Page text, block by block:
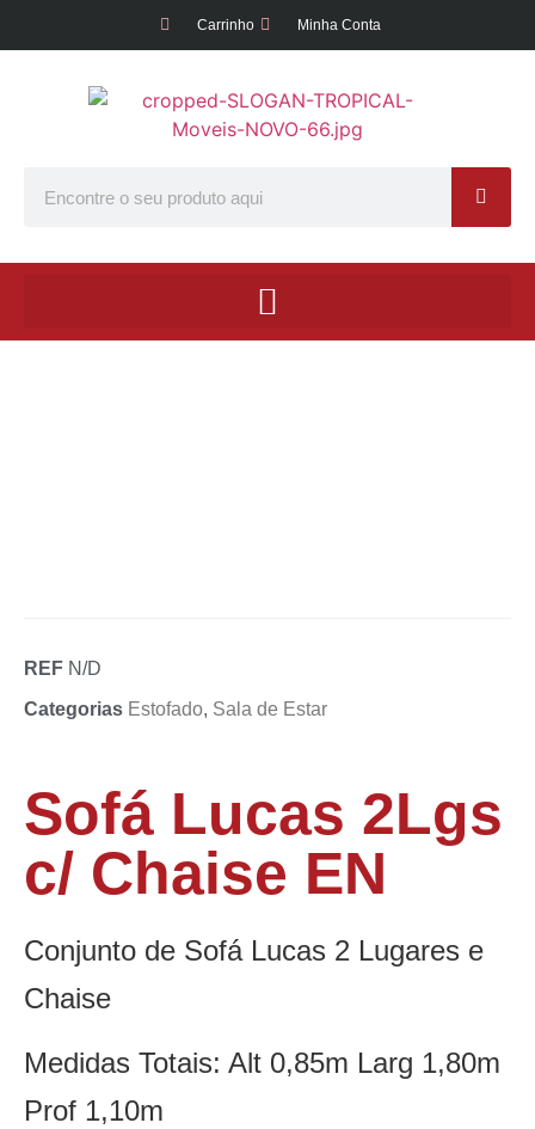
Carrinho Minha Conta
Sofá Lucas 2Lgs
c/ Chaise EN
Conjunto de Sofá Lucas 2 Lugares e
Chaise
Medidas Totais: Alt 0,85m Larg 1,80m
Prof 1,10m
REF N/D
Categorias Estofado, Sala de Estar